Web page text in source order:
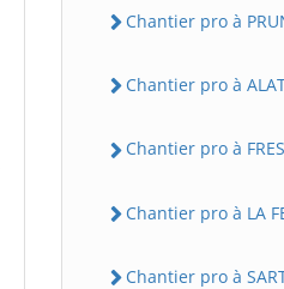
Chantier pro à
Chantier pro à
Chantier pro à
Chantier pro à LA
Chantier pro à